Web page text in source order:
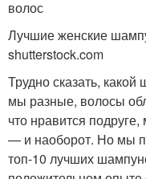
волос
Лучшие женские
shutterstock.com
Трудно сказать,
мы разные, волосы
что нравится
— и наоборот. Но мы
топ-10 лучших